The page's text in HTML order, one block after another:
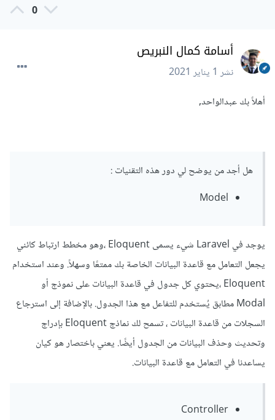
0
أسامة كمال النبريص
نشر1 يناير 2021
أهلاً بك عبدالواحد,
هل أجد من يوضح لي دور هذه التقنيات :
Model
يوجد في Laravel شيء يسمى Eloquent ،وهو مخطط ارتباط كائني
يجعل التعامل مع قاعدة البيانات الخاصة بك ممتعًا وسهلاً. وعند استخدام
Eloquent ،يحتوي كل جدول في قاعدة البيانات على نموذج أو
Modal مطابق يُستخدم للتفاعل مع هذا الجدول. بالإضافة إلى استرجاع
السجلات من قاعدة البيانات ، تسمح لك نماذج Eloquent بإدراج
وتحديث وحذف البيانات من الجدول أيضًا. يعني باختصار هو كيان
يساعدنا في التعامل مع قاعدة البيانات.
Controller